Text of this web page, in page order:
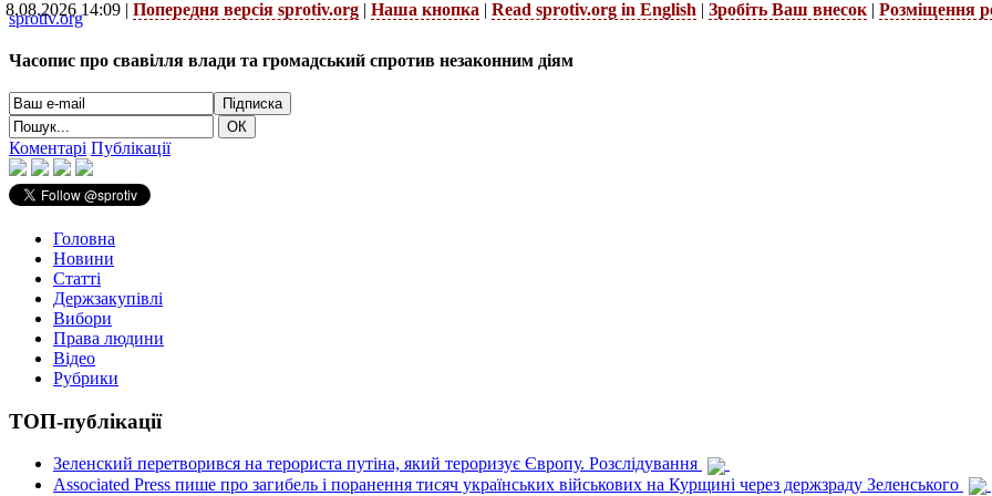
8.08.2026 14:09 | Попередня версія sprotiv.org | Наша кнопка | Read sprotiv.org in English | Зробіть Ваш внесок | Розміщення
sprotiv.org
Часопис про свавілля влади та громадський спротив незаконним діям
Коментарі Публікації
Головна
Новини
Статті
Держзакупівлі
Вибори
Права людини
Відео
Рубрики
ТОП-публікації
Зеленский перетворився на терориста путіна, який тероризує Європу. Розслідування
Associated Press пише про загибель і поранення тисяч українських військових на Курщині через держзраду Зеленського